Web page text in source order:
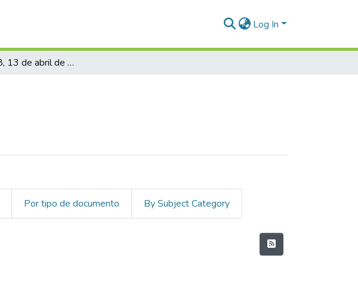
Log In
Número 08, 13 de abril de 1940
Por tipo de documento By Subject Category